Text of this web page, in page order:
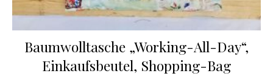
Baumwolltasche „Working-All-Day“,
Einkaufsbeutel, Shopping-Bag